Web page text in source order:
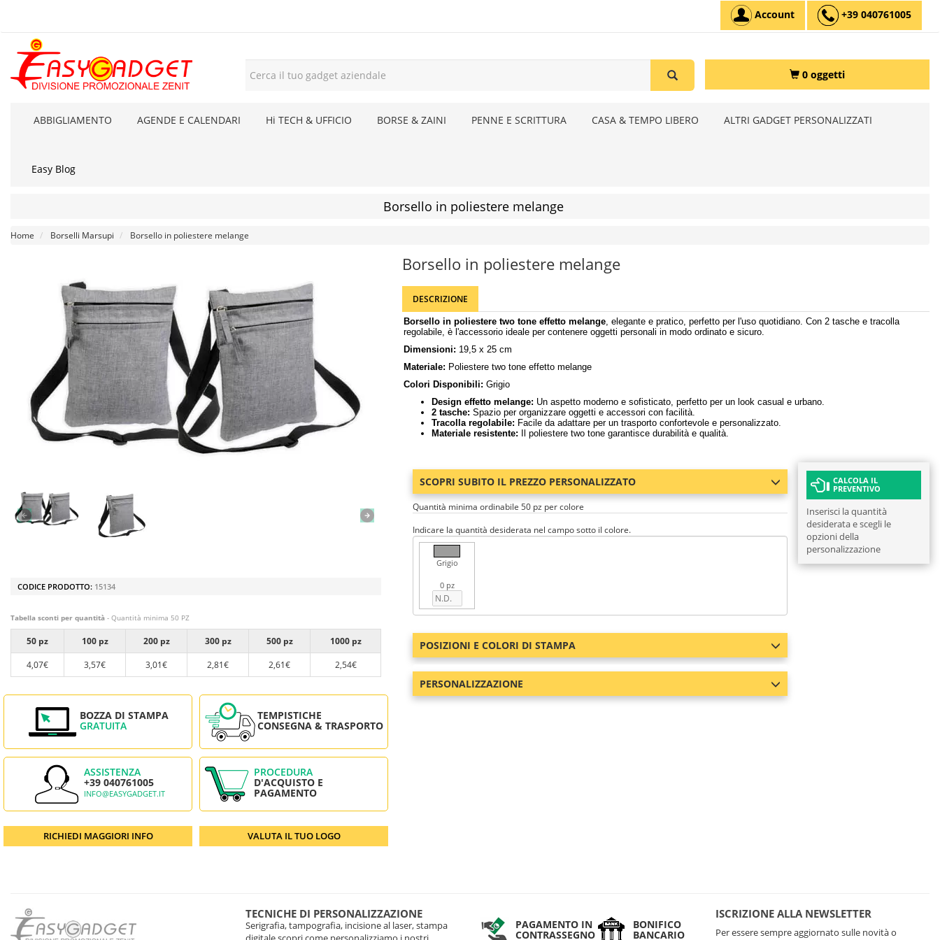
Account +39 040761005
0 oggetti
ABBIGLIAMENTO AGENDE E CALENDARI Hi TECH & UFFICIO BORSE & ZAINI PENNE E SCRITTURA CASA & TEMPO LIBERO ALTRI GADGET PERSONALIZZATI
Easy Blog
Borsello in poliestere melange
Home Borselli Marsupi Borsello in poliestere melange
CODICE PRODOTTO: 15134
Tabella sconti per quantità - Quantità minima 50 PZ
50 pz 100 pz 200 pz 300 pz 500 pz
1000 pz
4,07€
3,57€ 3,01€ 2,81€ 2,61€ 2,54€
BOZZA DI STAMPA
GRATUITA
TEMPISTICHE
CONSEGNA & TRASPORTO
ASSISTENZA
+39 040761005
INFO@EASYGADGET.IT
PROCEDURA
D'ACQUISTO E
PAGAMENTO
RICHIEDI MAGGIORI INFO VALUTA IL TUO LOGO
Borsello in poliestere melange
DESCRIZIONE
Borsello in poliestere two tone effetto melange, elegante e pratico, perfetto per l'uso quotidiano. Con 2 tasche e tracolla
regolabile, è l'accessorio ideale per contenere oggetti personali in modo ordinato e sicuro.
Dimensioni: 19,5 x 25 cm
Materiale: Poliestere two tone effetto melange
Colori Disponibili: Grigio
Design effetto melange: Un aspetto moderno e sofisticato, perfetto per un look casual e urbano.
2 tasche: Spazio per organizzare oggetti e accessori con facilità.
Tracolla regolabile: Facile da adattare per un trasporto confortevole e personalizzato.
Materiale resistente: Il poliestere two tone garantisce durabilità e qualità.
SCOPRI SUBITO IL PREZZO PERSONALIZZATO
Quantità minima ordinabile 50 pz per colore
Indicare la quantità desiderata nel campo sotto il colore.
Grigio
0 pz
POSIZIONI E COLORI DI STAMPA
PERSONALIZZAZIONE
CALCOLA IL
PREVENTIVO
Inserisci la quantità
desiderata e scegli le
opzioni della
personalizzazione
TECNICHE DI PERSONALIZZAZIONE
Serigrafia, tampografia, incisione al laser, stampa
PAGAMENTO IN
CONTRASSEGNO
BONIFICO
BANCARIO
ISCRIZIONE ALLA NEWSLETTER
Per essere sempre aggiornato sulle novità o